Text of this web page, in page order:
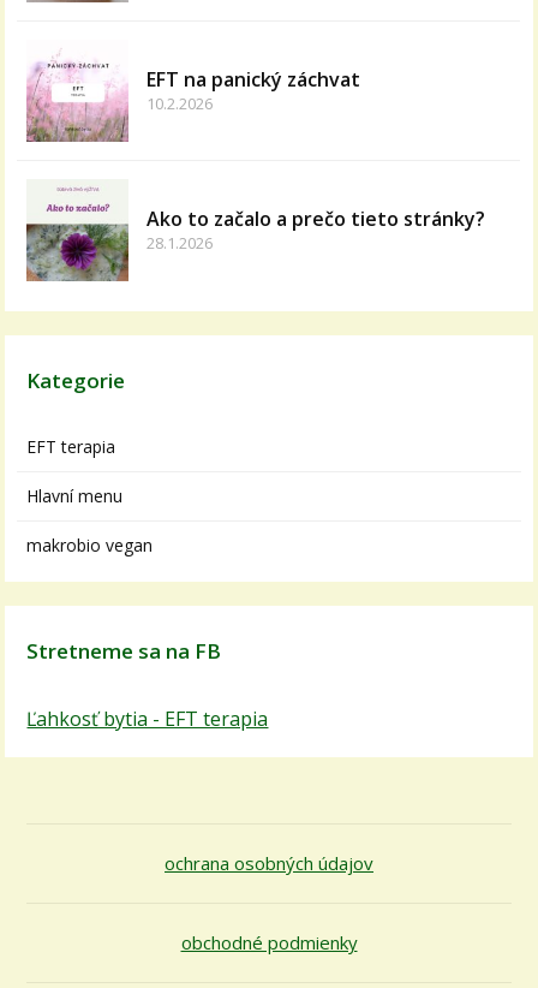
EFT na panický záchvat
10.2.2026
Ako to začalo a prečo tieto stránky?
28.1.2026
Kategorie
EFT terapia
Hlavní menu
makrobio vegan
Stretneme sa na FB
Ľahkosť bytia - EFT terapia
ochrana osobných údajov
obchodné podmienky